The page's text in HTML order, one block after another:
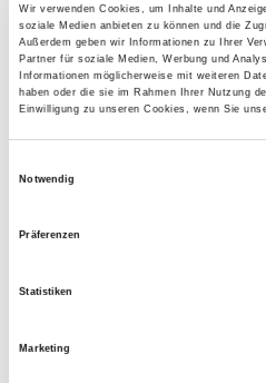
Wir verwenden Cookies, um Inhalte und
soziale Medien anbieten zu können und die
Außerdem geben wir Informationen zu Ihrer
Partner für soziale Medien, Werbung und
Informationen möglicherweise mit weiteren
haben oder die sie im Rahmen Ihrer Nutzung
Einwilligung zu unseren Cookies, wenn Sie
Notwendig
Präferenzen
Statistiken
Marketing
Críador
Georg Mackle
Claudius-Lojet-Str. 7
67133 Maxdorf
Kontakt
Anschrift der
von der Pfalzperle